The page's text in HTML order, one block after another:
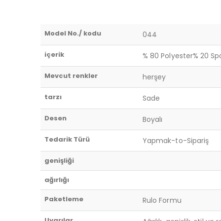
Model No./ kodu 044
içerik % 80 Polyester% 20
Mevcut renkler herşey
tarzı Sade
Desen Boyalı
Tedarik Türü Yapmak-to-Sipariş
genişliği
ağırlığı
Paketleme Rulo Formu